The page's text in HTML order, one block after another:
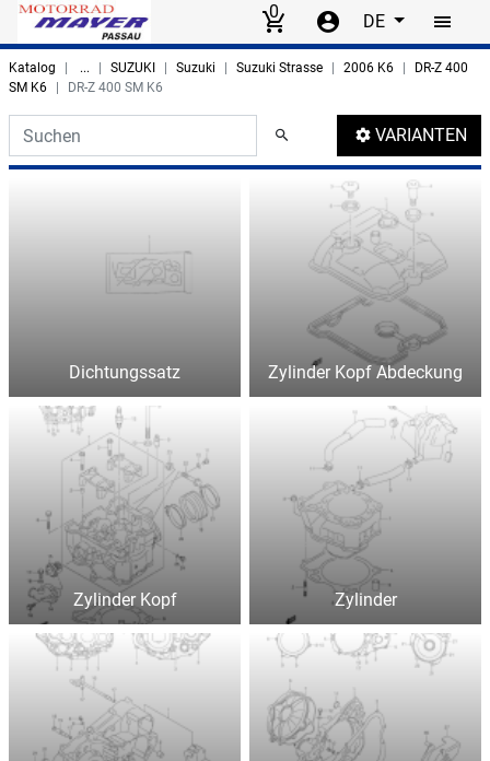
Skip to main content
0 DE
Katalog ... SUZUKI Suzuki Suzuki Strasse 2006 K6
DR-Z 400
SM K6
DR-Z 400 SM K6
Search thumbnails VARIANTEN
Dichtungssatz Zylinder Kopf Abdeckung
Zylinder Kopf Zylinder